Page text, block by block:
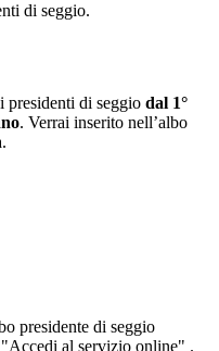
di seggio.
presidenti di seggio dal 1°
. Verrai inserito nell’albo
presidente di seggio
al servizio online" .